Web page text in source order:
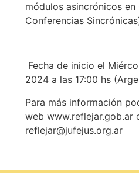
módulos asincrónicos
Conferencias
Fecha de inicio el
2024 a las 17:00 hs
Para más información
web www.reflejar.gob.ar
reflejar@jufejus.org.ar